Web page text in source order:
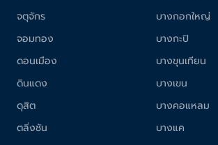
จตุจักร
จอมทอง
ดอนเมือง
ดินแดง
ดุสิต
ตลิ่งชัน
บางกอกใหญ่
บางกะปิ
บางขุนเทียน
บางเขน
บางคอแหลม
บางแค